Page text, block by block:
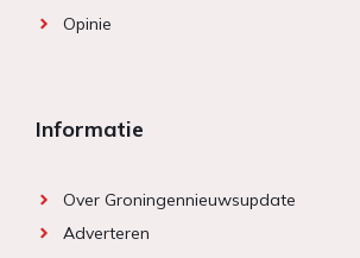
Opinie
Informatie
Over Groningennieuwsupdate
Adverteren